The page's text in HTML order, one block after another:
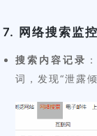
7. 网络搜索监
搜索内容记录
词，发现“泄露倾